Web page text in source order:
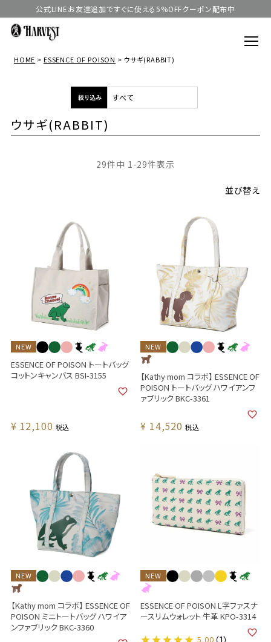
公式LINEお友達追加ですぐに使える5%OFFクーポン配布中
HOME ESSENCE OF POISON ウサギ(RABBIT)
ウサギ(RABBIT)
並び替え
29件中 1 -29件表示
NEW
ESSENCE OF POISON トートバッグ
コットンキャンバス BSI-3155
¥ 12,100 税込
NEW
【Kathy mom コラボ】 ESSENCE OF
POISON トートバッグ ハワイアンフ
ァブリック BKC-3361
¥ 14,520 税込
NEW
【Kathy mom コラボ】 ESSENCE OF
POISON ミニトートバッグ ハワイア
ンファブリック BKC-3360
NEW
ESSENCE OF POISON L字ファスナ
ースリムウォレット 牛革 KPO-3314
5.00